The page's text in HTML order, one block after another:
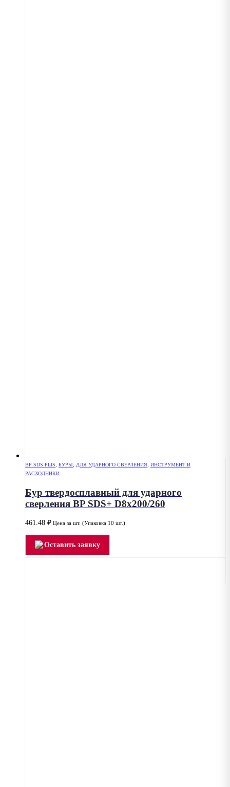
BP SDS PLIS БУРЫ ДЛЯ УДАРНОГО СВЕРЛЕНИЯ ИНСТРУМЕНТ И
РАСХОДНИКИ
Бур твердосплавный для ударного
сверления BP SDS+ D8x200/260
461.48 ₽ Цена за шт. (Упаковка 10 шт.)
Оставить заявку